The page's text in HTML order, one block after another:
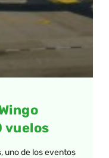
vuelos
uno de los eventos